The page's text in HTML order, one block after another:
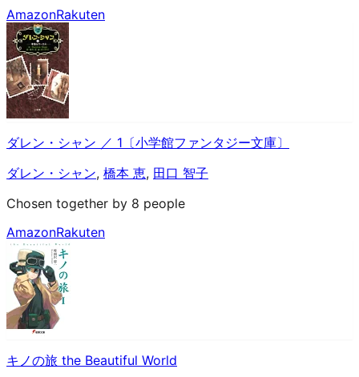
AmazonRakuten
ダレン・シャン ／ 1〔小学館ファンタジー文庫〕
ダレン・シャン, 橋本 恵, 田口 智子
Chosen together by 8 people
AmazonRakuten
キノの旅 the Beautiful World